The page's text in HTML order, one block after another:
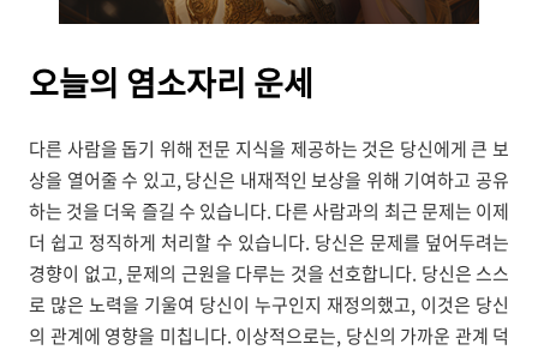
오늘의 염소자리 운세
다른 사람을 돕기 위해 전문 지식을 제공하는 것은 당신에게 큰 보
상을 열어줄 수 있고, 당신은 내재적인 보상을 위해 기여하고 공유
하는 것을 더욱 즐길 수 있습니다. 다른 사람과의 최근 문제는 이제
더 쉽고 정직하게 처리할 수 있습니다. 당신은 문제를 덮어두려는
경향이 없고, 문제의 근원을 다루는 것을 선호합니다. 당신은 스스
로 많은 노력을 기울여 당신이 누구인지 재정의했고, 이것은 당신
의 관계에 영향을 미칩니다. 이상적으로는, 당신의 가까운 관계 덕